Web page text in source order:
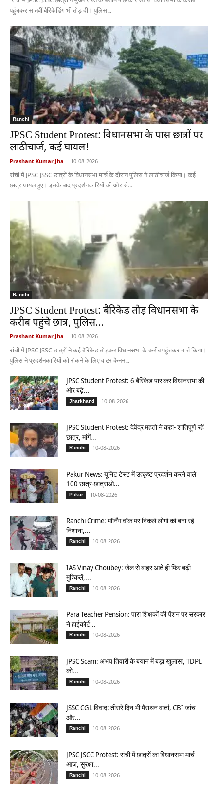
पहुंचकर सातवीं बैरिकेडिंग भी तोड़ दी। पुलिस...
Ranchi
JPSC Student Protest: विधानसभा के पास छात्रों पर
लाठीचार्ज, कई घायल!
Prashant Kumar Jha - 10-08-2026
रांची में JPSC JSSC छात्रों के विधानसभा मार्च के दौरान पुलिस ने लाठीचार्ज किया। कई
छात्र घायल हुए। इसके बाद प्रदर्शनकारियों की ओर से...
Ranchi
JPSC Student Protest: बैरिकेड तोड़ विधानसभा के
करीब पहुंचे छात्र, पुलिस...
Prashant Kumar Jha - 10-08-2026
रांची में JPSC JSSC छात्रों ने कई बैरिकेड तोड़कर विधानसभा के करीब पहुंचकर मार्च किया।
पुलिस ने प्रदर्शनकारियों को रोकने के लिए वाटर कैनन...
JPSC Student Protest: 6 बैरिकेड पार कर विधानसभा की
ओर बढ़े...
Jharkhand 10-08-2026
JPSC Student Protest: देवेंद्र महतो ने कहा- शांतिपूर्ण रहें
छात्र, मांगें...
Ranchi 10-08-2026
Pakur News: यूनिट टेस्ट में उत्कृष्ट प्रदर्शन करने वाले
100 छात्र-छात्राओं...
Pakur 10-08-2026
Ranchi Crime: मॉर्निंग वॉक पर निकले लोगों को बना रहे
निशाना,...
Ranchi 10-08-2026
IAS Vinay Choubey: जेल से बाहर आते ही फिर बढ़ी
मुश्किलें,...
Ranchi 10-08-2026
Para Teacher Pension: पारा शिक्षकों की पेंशन पर सरकार
ने हाईकोर्ट...
Ranchi 10-08-2026
JPSC Scam: अभय तिवारी के बयान में बड़ा खुलासा, TDPL
को...
Ranchi 10-08-2026
JSSC CGL विवाद: तीसरे दिन भी मैराथन वार्ता, CBI जांच
और...
Ranchi 10-08-2026
JPSC JSCC Protest: रांची में छात्रों का विधानसभा मार्च
आज, सुरक्षा...
Ranchi 10-08-2026